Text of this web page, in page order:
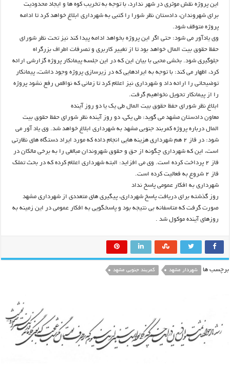
این پروژه نقش موثری در شهر ندارد، با توجه به تخریب کوه ها و ایجاد محدودیت
برای شهروندان، دادستان نظر شورا را کتبی به شهرداری ابلاغ خواهد کرد تا ادامه
پروژه متوقف شود.
وی یادآور می شود: حتی اگر این پروژه بخواهد ادامه پیدا کند نیز تحت نظر شورای
حفظ حقوق بیت المال خواهد بود تا از تغییر کاربری و تصرفات اطراف بزرگراه
جلوگیری شود. بخشی محبی با بیان این که در این جلسه پیمانکار پروژه گزارشی ارائه
کرد، اظهار می کند: با توجه به ایرادهایی که در زیرسازی پروژه وجود داشت، پیمانکار
توضیحاتی را ارائه داد و شهرداری نیز اعلام کرد تا زمانی که نواقص رفع نشود پروژه
را از پیمانکار تحویل نخواهیم گرفت.
ابلاغ نظر شورای حفظ حقوق بیت المال طی یک یا دو روز آینده
معاون دادستان مشهد می گوید: طی یکی، دو روز آینده نظر شورای حفظ حقوق بیت
المال درباره پروژه کمربند جنوبی مشهد به شهرداری ابلاغ خواهد شد. وی یاد آور می
شود: در فاز ۲ هم شهرداری هزینه هایی انجام داده که مورد ایراد دستگاه های نظارتی
است، این که شهرداری چگونه از حق و حقوق شهروندان مبالغی را به برخی مالکان در
فاز ۲ پرداخت کرده است. وی می افزاید: البته شهرداری اعلام کرده که در بحث تملک
فاز ۲ شروع به فعالیت کرده است.
شهرداری به افکار عمومی پاسخ نداد
روز گذشته برای دریافت پاسخ شهرداری، پیگیری های متعددی از شهرداری مشهد
صورت گرفت که متاسفانه بی نتیجه بود و پاسخگویی به افکار عمومی در این زمینه به
روزهای آینده موکول شد .
برچسب ها شهردار مشهد کمربند جنوبی مشهد